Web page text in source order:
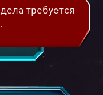
требуется